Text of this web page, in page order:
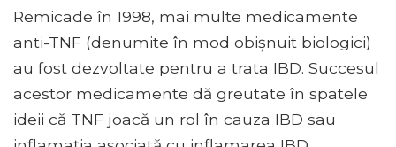
Remicade în 1998, mai multe medicamente
anti-TNF (denumite în mod obișnuit biologici)
au fost dezvoltate pentru a trata IBD. Succesul
acestor medicamente dă greutate în spatele
ideii că TNF joacă un rol în cauza IBD sau